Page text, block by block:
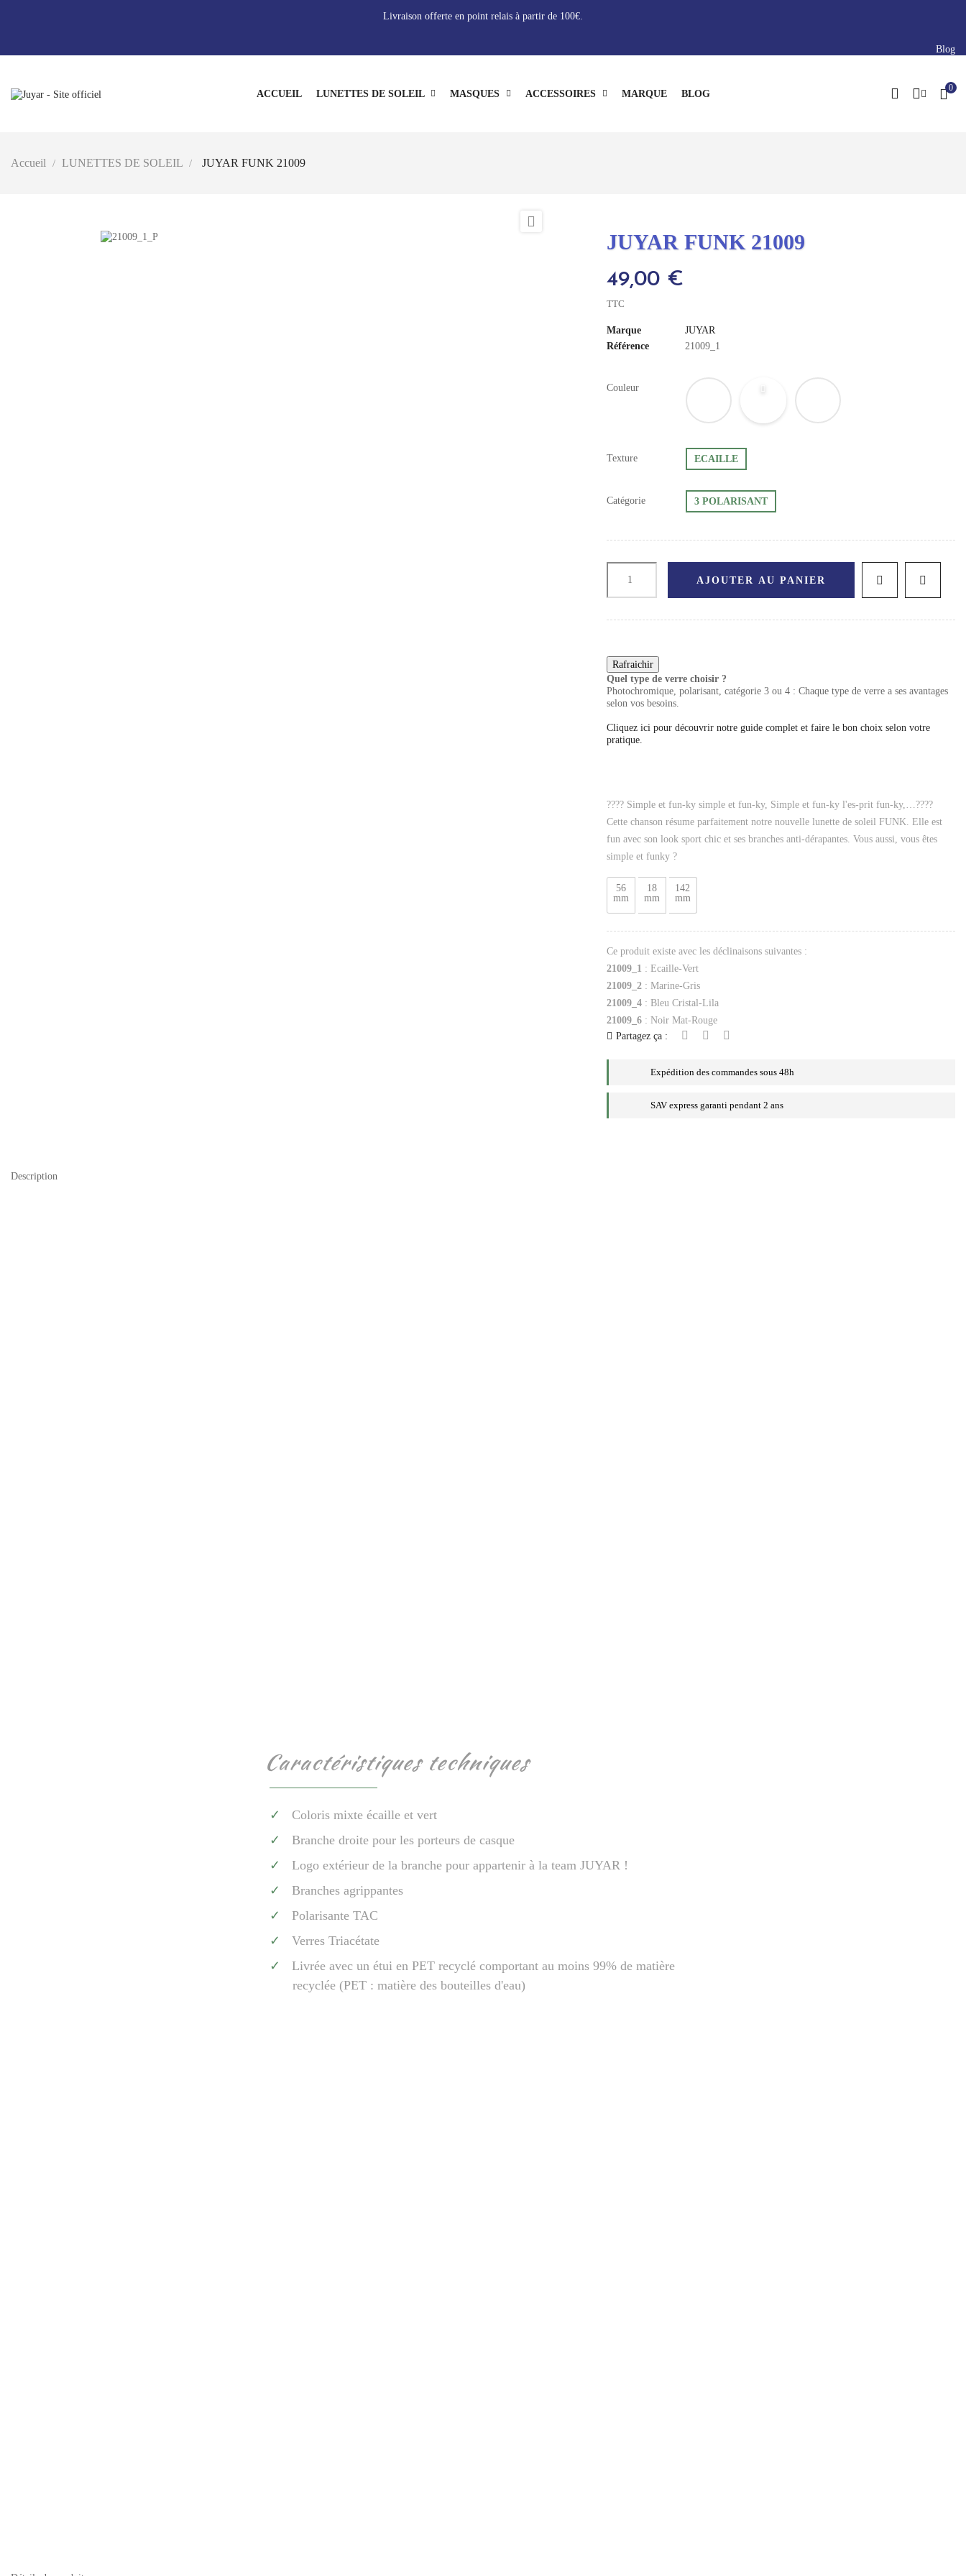
Livraison offerte en point relais à partir de 100€.
Blog
ACCUEIL LUNETTES DE SOLEIL MASQUES ACCESSOIRES MARQUE BLOG
0
Accueil LUNETTES DE SOLEIL JUYAR FUNK 21009

JUYAR FUNK 21009
49,00 €
TTC
Marque
JUYAR
Référence
21009_1
Couleur
Texture ECAILLE
Catégorie 3 POLARISANT
AJOUTER AU PANIER
Quel type de verre choisir ?
Photochromique, polarisant, catégorie 3 ou 4 : Chaque type de verre a ses avantages
selon vos besoins.
Cliquez ici pour découvrir notre guide complet et faire le bon choix selon votre
pratique.
???? Simple et fun-ky simple et fun-ky, Simple et fun-ky l'es-prit fun-ky,…????
Cette chanson résume parfaitement notre nouvelle lunette de soleil FUNK. Elle est
fun avec son look sport chic et ses branches anti-dérapantes. Vous aussi, vous êtes
simple et funky ?
56
mm
18
mm
142
mm
Ce produit existe avec les déclinaisons suivantes :
21009_1 : Ecaille-Vert
21009_2 : Marine-Gris
21009_4: Bleu Cristal-Lila
21009_6: Noir Mat-Rouge
Partagez ça :
Expédition des commandes sous 48h
SAV express garanti pendant 2 ans
Description
Caractéristiques techniques
Coloris mixte écaille et vert
Branche droite pour les porteurs de casque
Logo extérieur de la branche pour appartenir à la team JUYAR !
Branches agrippantes
Polarisante TAC
Verres Triacétate
Livrée avec un étui en PET recyclé comportant au moins 99% de matière
recyclée (PET : matière des bouteilles d'eau)